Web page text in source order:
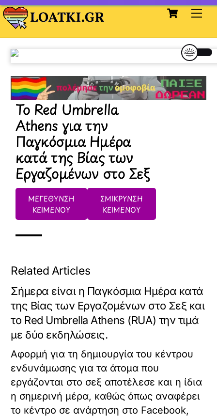
Skip
to
content
Cart
Το Red Umbrella
Athens για την
Παγκόσμια Ημέρα
κατά της Βίας των
Εργαζομένων στο Σεξ
ΜΕΓΕΘΥΝΣΗ
ΚΕΙΜΕΝΟΥ
ΣΜΙΚΡΥΝΣΗ
ΚΕΙΜΕΝΟΥ
Related Articles
Σήμερα είναι η Παγκόσμια Ημέρα κατά
της Βίας των Εργαζομένων στο Σεξ και
το Red Umbrella Athens (RUA) την τιμά
με δύο εκδηλώσεις.
Αφορμή για τη δημιουργία του κέντρου
ενδυνάμωσης για τα άτομα που
εργάζονται στο σεξ αποτέλεσε και η ίδια
η σημερινή μέρα, καθώς όπως αναφέρει
το κέντρο σε ανάρτηση στο Facebook,